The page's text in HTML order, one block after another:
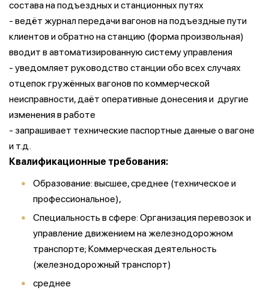
состава на подъездных и станционных путях
- ведёт журнал передачи вагонов на подъездные пути
клиентов и обратно на станцию (форма произвольная)
вводит в автоматизированную систему управления
- уведомляет руководство станции обо всех случаях
отцепок гружённых вагонов по коммерческой
неисправности, даёт оперативные донесения и другие
изменения в работе
- запрашивает технические паспортные данные о вагоне
и т.д.
Квалификационные требования:
Образование: высшее, среднее (техническое и
профессиональное),
Специальность в сфере: Организация перевозок и
управление движением на железнодорожном
транспорте; Коммерческая деятельность
(железнодорожный транспорт)
среднее